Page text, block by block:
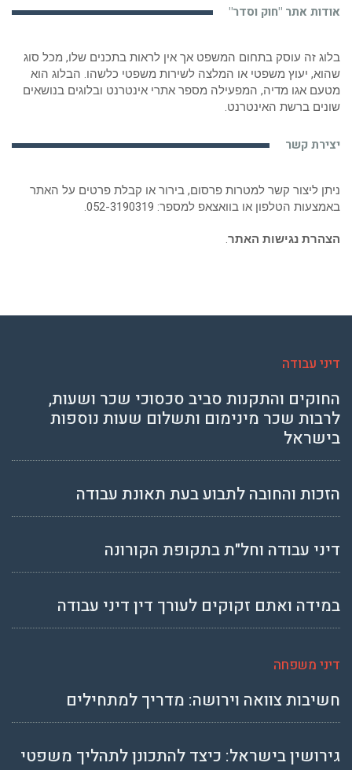
אודות אתר "חוק וסדר"
בלוג זה עוסק בתחום המשפט אך אין לראות בתכנים שלו, מכל סוג
שהוא, יעוץ משפטי או המלצה לשירות משפטי כלשהו. הבלוג הוא
מטעם אגו מדיה, המפעילה מספר אתרי אינטרנט ובלוגים בנושאים
שונים ברשת האינטרנט.
יצירת קשר
ניתן ליצור קשר למטרות פרסום, בירור או קבלת פרטים על האתר
באמצעות הטלפון או בוואצאפ למספר: 052-3190319
.
הצהרת נגישות האתר.
דיני עבודה
החוקים והתקנות סביב סכסוכי שכר ושעות,
לרבות שכר מינימום ותשלום שעות נוספות
בישראל
הזכות והחובה לתבוע בעת תאונת עבודה
דיני עבודה וחל"ת בתקופת הקורונה
במידה ואתם זקוקים לעורך דין דיני עבודה
דיני משפחה
חשיבות צוואה וירושה: מדריך למתחילים
גירושין בישראל: כיצד להתכונן לתהליך משפטי